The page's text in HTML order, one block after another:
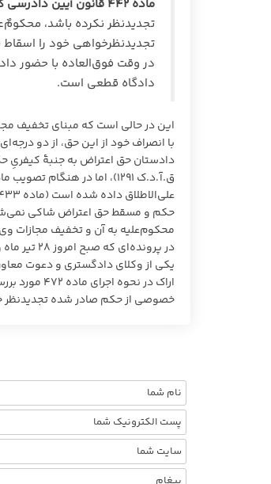
ماده ۴۴۲ قانون آیین دادرسی کیفری:
تجدیدنظر نکرده باشد،
تجدیدنظرخواهی خود را اسقاط
در وقت فوق‌العاده با حضور
دادگاه قطعی است.
این در حالی است که مبنای تخفیف
حکم و مسقط حق اعتراض شاکی
محکوم‌علیه به آن و تخفیف مجازات
در
یکی از وکلای دادگستری و دعوت
اراک در
خصوصی از حکم صادر شده تجدیدنظر خواهی